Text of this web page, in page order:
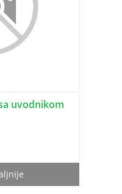
uvodnikom